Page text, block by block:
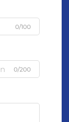
0/100
0/200